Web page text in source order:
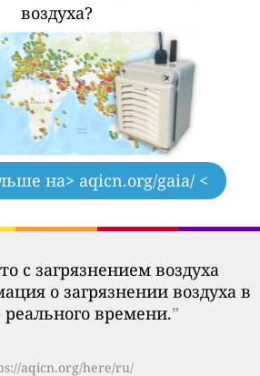
воздуха?
на> aqicn.org/gaia/ <
с загрязнением воздуха
о загрязнении воздуха в
времени.”
aqicn.org/here/ru/